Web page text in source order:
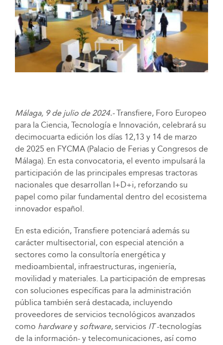
Málaga, 9 de julio de 2024.-Transfiere, Foro Europeo
para la Ciencia, Tecnología e Innovación, celebrará su
decimocuarta edición los días 12,13 y 14 de marzo
de 2025 en FYCMA (Palacio de Ferias y Congresos de
Málaga). En esta convocatoria, el evento impulsará la
participación de las principales empresas tractoras
nacionales que desarrollan I+D+i, reforzando su
papel como pilar fundamental dentro del ecosistema
innovador español.
En esta edición, Transfiere potenciará además su
carácter multisectorial, con especial atención a
sectores como la consultoría energética y
medioambiental, infraestructuras, ingeniería,
movilidad y materiales. La participación de empresas
con soluciones específicas para la administración
pública también será destacada, incluyendo
proveedores de servicios tecnológicos avanzados
como hardwarey software, servicios IT-tecnologías
de la información- y telecomunicaciones, así como